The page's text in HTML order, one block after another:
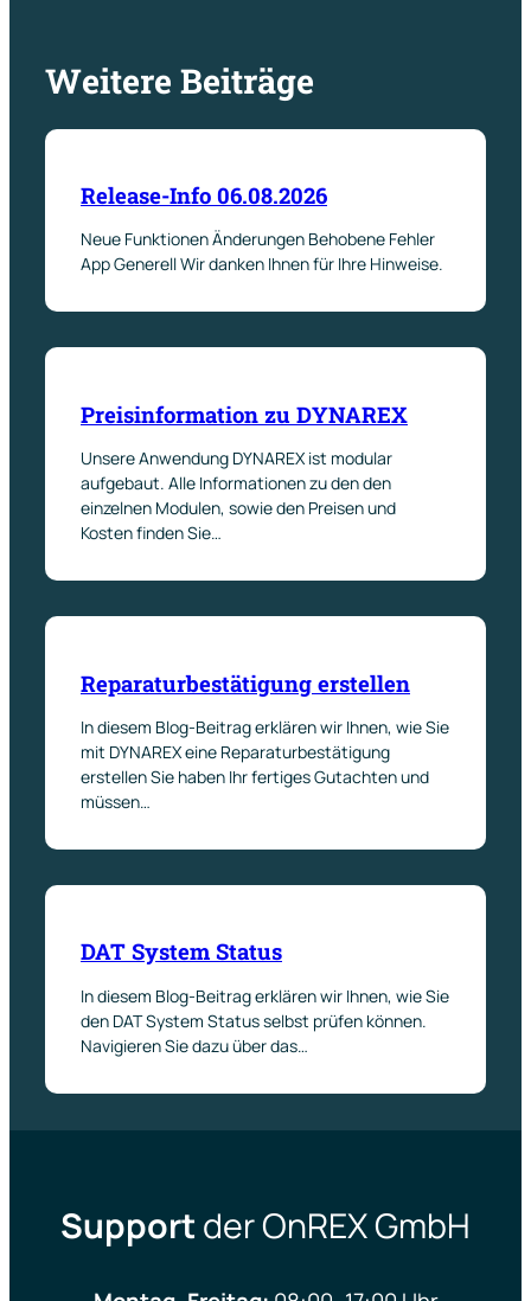
Weitere Beiträge
Release-Info 06.08.2026
Neue Funktionen Änderungen Behobene Fehler
App Generell Wir danken Ihnen für Ihre Hinweise.
Preisinformation zu DYNAREX
Unsere Anwendung DYNAREX ist modular
aufgebaut. Alle Informationen zu den den
einzelnen Modulen, sowie den Preisen und
Kosten finden Sie…
Reparaturbestätigung erstellen
In diesem Blog-Beitrag erklären wir Ihnen, wie Sie
mit DYNAREX eine Reparaturbestätigung
erstellen Sie haben Ihr fertiges Gutachten und
müssen…
DAT System Status
In diesem Blog-Beitrag erklären wir Ihnen, wie Sie
den DAT System Status selbst prüfen können.
Navigieren Sie dazu über das…
Support der OnREX GmbH